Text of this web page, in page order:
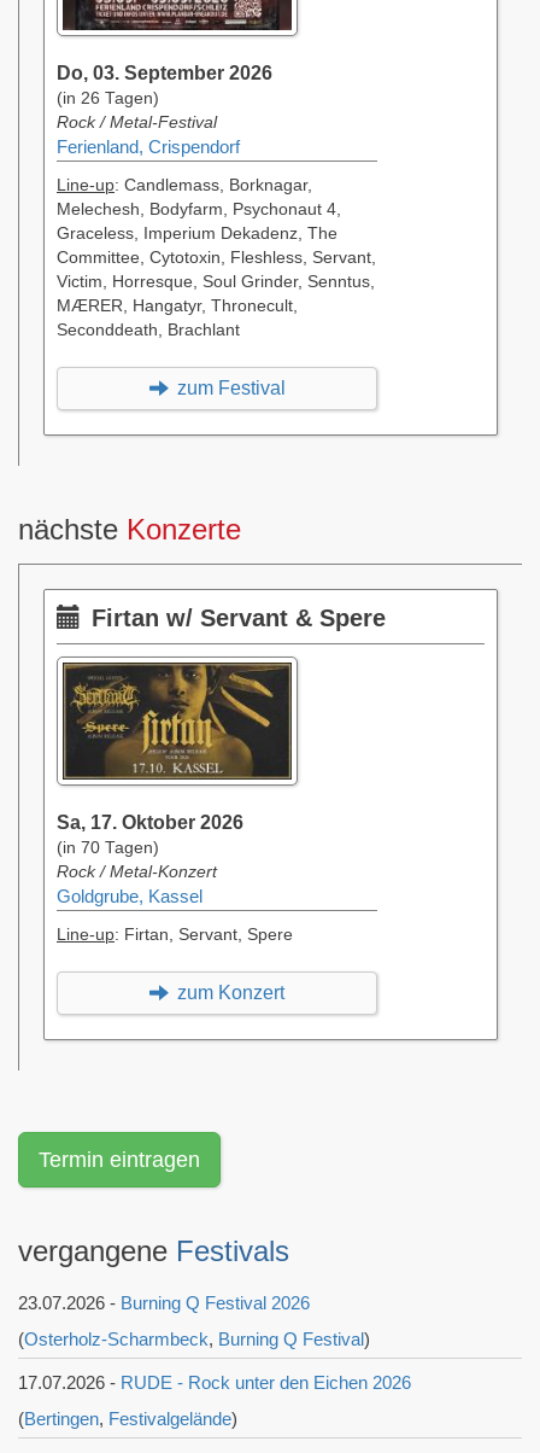
Do, 03. September 2026
(in 26 Tagen)
Rock / Metal-Festival
Ferienland, Crispendorf
Line-up: Candlemass, Borknagar,
Melechesh, Bodyfarm, Psychonaut 4,
Graceless, Imperium Dekadenz, The
Committee, Cytotoxin, Fleshless, Servant,
Victim, Horresque, Soul Grinder, Senntus,
MÆRER, Hangatyr, Thronecult,
Seconddeath, Brachlant
zum Festival
nächste Konzerte
Firtan w/ Servant & Spere
Sa, 17. Oktober 2026
(in 70 Tagen)
Rock / Metal-Konzert
Goldgrube, Kassel
Line-up: Firtan, Servant, Spere
zum Konzert
Termin eintragen
vergangene Festivals
23.07.2026 - Burning Q Festival 2026
(Osterholz-Scharmbeck, Burning Q Festival)
17.07.2026 - RUDE - Rock unter den Eichen 2026
(Bertingen, Festivalgelände)